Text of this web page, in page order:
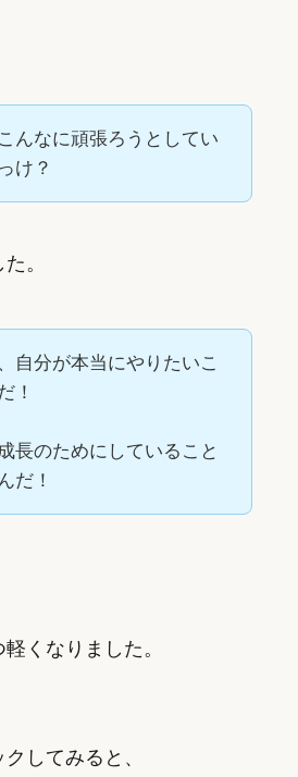
んなに頑張ろうとしてい
け？
。
自分が本当にやりたいこ
！
長のためにしていること
だ！
くなりました。
してみると、